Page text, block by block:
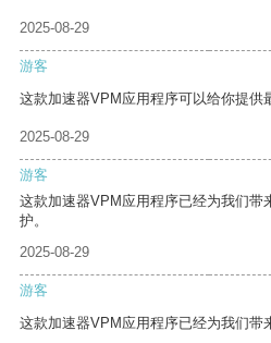
2025-08-29
游客
这款加速器VPM应用程序可以给你提供
2025-08-29
游客
这款加速器VPM应用程序已经为我们带
护。
2025-08-29
游客
这款加速器VPM应用程序已经为我们带